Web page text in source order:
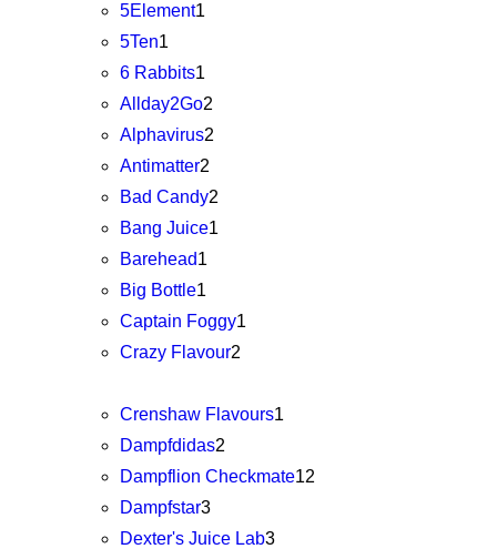
5Element1
5Ten1
6 Rabbits1
Allday2Go2
Alphavirus2
Antimatter2
Bad Candy2
Bang Juice1
Barehead1
Big Bottle1
Captain Foggy1
Crazy Flavour2
Crenshaw Flavours1
Dampfdidas2
Dampflion Checkmate12
Dampfstar3
Dexter's Juice Lab3